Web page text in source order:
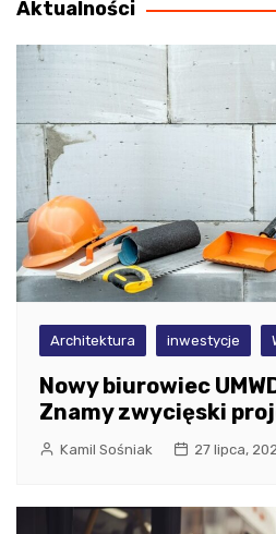
Aktualności
Architektura inwestycje
Nowy biurowiec
Znamy zwycięski
Kamil Sośniak 27 lipca,